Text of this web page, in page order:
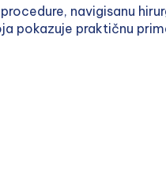
navigisanu
pokazuje praktičnu